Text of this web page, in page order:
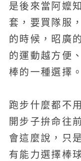
是後來當阿嬤
套，要買隊服
的時候，昭廣
的運動越方便
棒的一種選擇。
跑步什麼都不
開步子拚命往
會這麼說，只
有能力選擇棒